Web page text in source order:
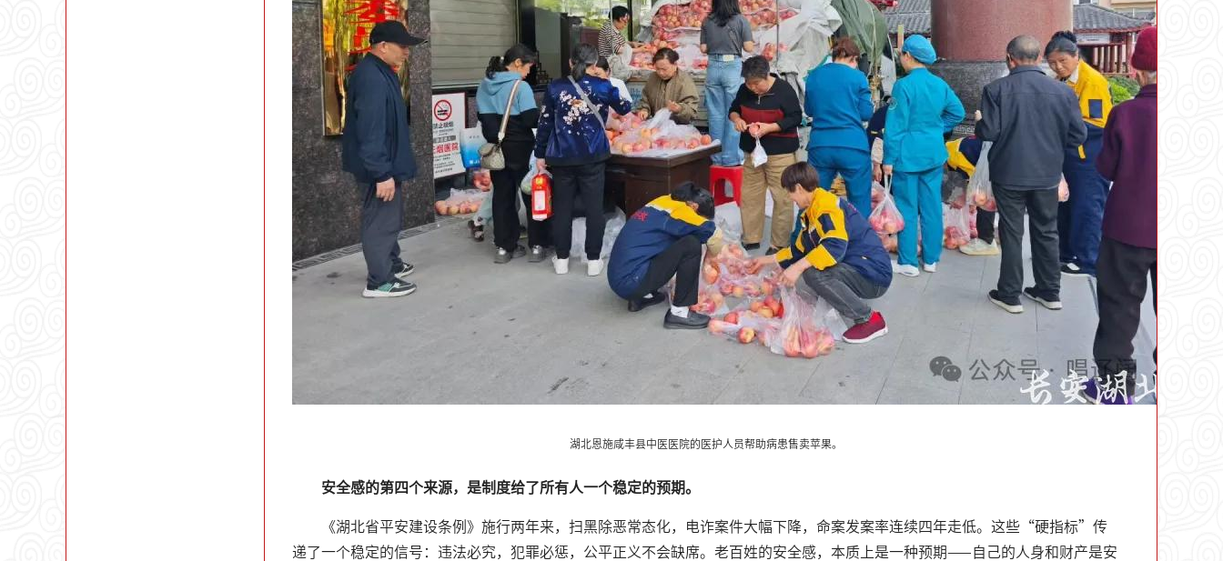
湖北恩施咸丰县中医医院的医护人员帮助病患售卖苹果。
安全感的第四个来源，是制度给了所有人一个稳定的预期。
《湖北省平安建设条例》施行两年来，扫黑除恶常态化，电诈案件大幅下降，命案发案率连续四年走低。这些“硬指标”传
递了一个稳定的信号：违法必究，犯罪必惩，公平正义不会缺席。老百姓的安全感，本质上是一种预期——自己的人身和财产是安